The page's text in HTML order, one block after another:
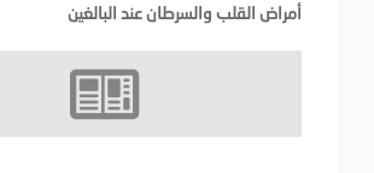
أمراض القلب والسرطان عند البالغين